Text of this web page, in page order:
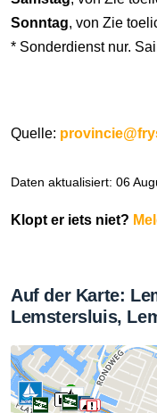
Sonntag, von Zie
* Sonderdienst nur.
Quelle:
Daten aktualisiert: 06
Klopt er iets niet?
Auf der Karte:
Lemstersluis,